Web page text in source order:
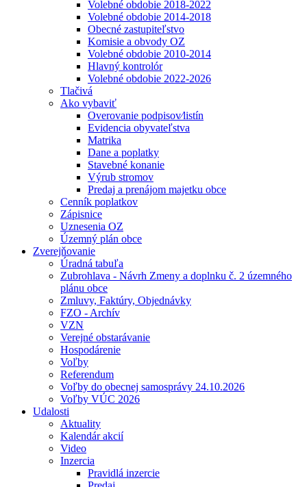
Volebné obdobie 2018-2022
Volebné obdobie 2014-2018
Obecné zastupiteľstvo
Komisie a obvody OZ
Volebné obdobie 2010-2014
Hlavný kontrolór
Volebné obdobie 2022-2026
Tlačivá
Ako vybaviť
Overovanie podpisov⁄listín
Evidencia obyvateľstva
Matrika
Dane a poplatky
Stavebné konanie
Výrub stromov
Predaj a prenájom majetku obce
Cenník poplatkov
Zápisnice
Uznesenia OZ
Územný plán obce
Zverejňovanie
Úradná tabuľa
Zubrohlava - Návrh Zmeny a doplnku č. 2 územného
plánu obce
Zmluvy, Faktúry, Objednávky
FZO - Archív
VZN
Verejné obstarávanie
Hospodárenie
Voľby
Referendum
Voľby do obecnej samosprávy 24.10.2026
Voľby VÚC 2026
Udalosti
Aktuality
Kalendár akcií
Video
Inzercia
Pravidlá inzercie